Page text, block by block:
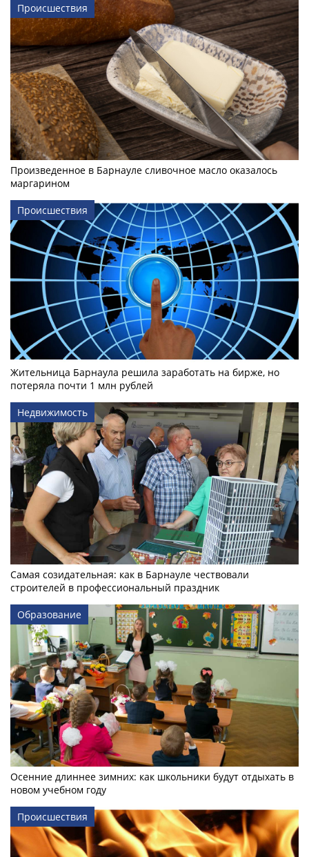
Происшествия
Произведенное в Барнауле сливочное масло оказалось
маргарином
Происшествия
Жительница Барнаула решила заработать на бирже, но
потеряла почти 1 млн рублей
Недвижимость
Самая созидательная: как в Барнауле чествовали
строителей в профессиональный праздник
Образование
Осенние длиннее зимних: как школьники будут отдыхать в
новом учебном году
Происшествия